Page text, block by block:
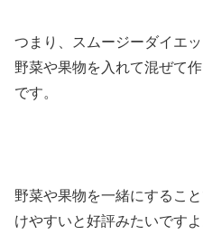
つまり、スムージーダイエ
野菜や果物を入れて混ぜて
です。
野菜や果物を一緒にするこ
けやすいと好評みたいですよ